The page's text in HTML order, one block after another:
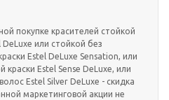
покупке красителей стойкой
DeLuxe или стойкой без
Estel DeLuxe Sensation, или
краски Estel Sense DeLuxe, или
Estel Silver DeLuxe - скидка
маркетинговой акции не